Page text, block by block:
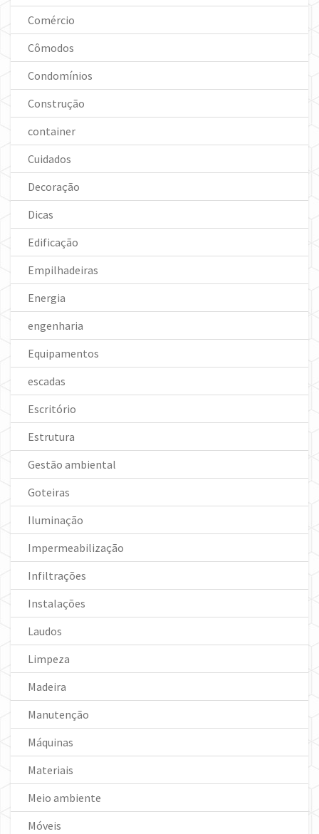
Comércio
Cômodos
Condomínios
Construção
container
Cuidados
Decoração
Dicas
Edificação
Empilhadeiras
Energia
engenharia
Equipamentos
escadas
Escritório
Estrutura
Gestão ambiental
Goteiras
Iluminação
Impermeabilização
Infiltrações
Instalações
Laudos
Limpeza
Madeira
Manutenção
Máquinas
Materiais
Meio ambiente
Móveis